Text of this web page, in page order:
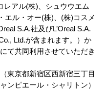
レアル(株)、シュウウエム
エル・オー(株)、(株)コスメ
S.A.社及びL’Oreal S.A.
Ltd.が含まれます。）か
て共同利用させていただき
東京都新宿区西新宿三丁目
ンピエール・シャリトン）